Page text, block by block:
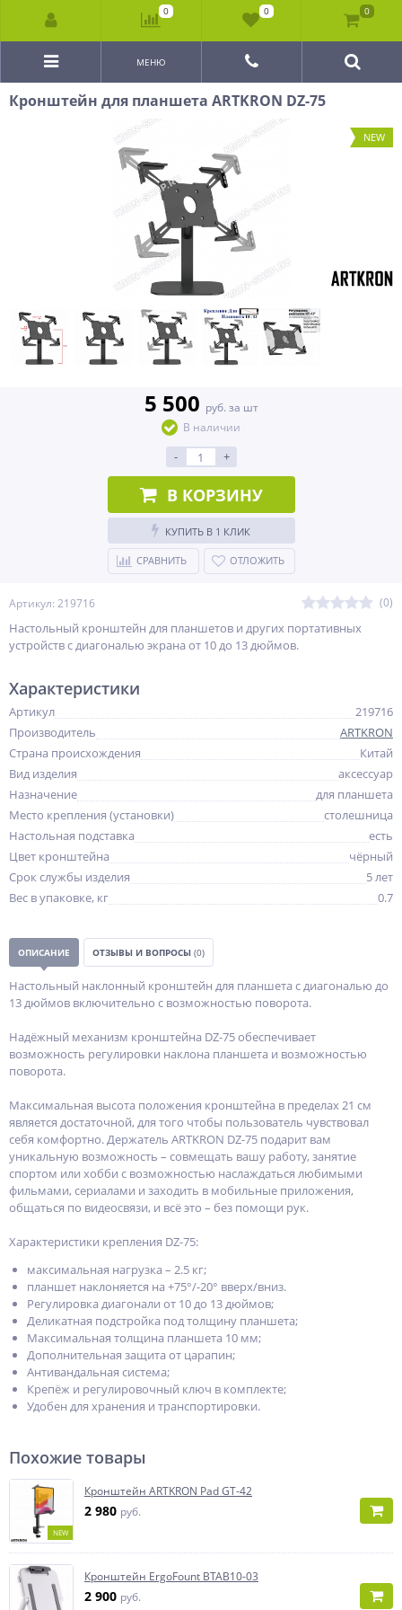
МЕНЮ
Кронштейн для планшета ARTKRON DZ-75
NEW
Артикул: 219716 (0)
Настольный кронштейн для планшетов и других портативных
устройств с диагональю экрана от 10 до 13 дюймов.
5 500 руб. за шт
В наличии
- +
В КОРЗИНУ
КУПИТЬ В 1 КЛИК
СРАВНИТЬ ОТЛОЖИТЬ
Характеристики
Артикул
219716
Производитель
ARTKRON
Страна происхождения
Китай
Вид изделия
аксессуар
Назначение
для планшета
Место крепления (установки)
столешница
Настольная подставка
есть
Цвет кронштейна
чёрный
Срок службы изделия
5 лет
Вес в упаковке, кг
0.7
ОПИСАНИЕ ОТЗЫВЫ И ВОПРОСЫ (0)
Настольный наклонный кронштейн для планшета с диагональю до
13 дюймов включительно c возможностью поворота.
Надёжный механизм кронштейна DZ-75 обеспечивает
возможность регулировки наклона планшета и возможностью
поворота.
Максимальная высота положения кронштейна в пределах 21 см
является достаточной, для того чтобы пользователь чувствовал
себя комфортно. Держатель ARTKRON DZ-75 подарит вам
уникальную возможность – совмещать вашу работу, занятие
спортом или хобби с возможностью наслаждаться любимыми
фильмами, сериалами и заходить в мобильные приложения,
общаться по видеосвязи, и всё это – без помощи рук.
Характеристики крепления DZ-75:
максимальная нагрузка – 2.5 кг;
планшет наклоняется на +75°/-20° вверх/вниз.
Регулировка диагонали от 10 до 13 дюймов;
Деликатная подстройка под толщину планшета;
Максимальная толщина планшета 10 мм;
Дополнительная защита от царапин;
Антивандальная система;
Крепёж и регулировочный ключ в комплекте;
Удобен для хранения и транспортировки.
Похожие товары
NEW
Кронштейн ARTKRON Pad GT-42
2 980 руб.
Кронштейн ErgoFount BTAB10-03
2 900 руб.
0 0 0